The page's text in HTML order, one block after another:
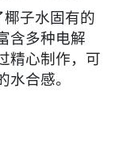
子水固有的
含多种电解
精心制作，可
合感。